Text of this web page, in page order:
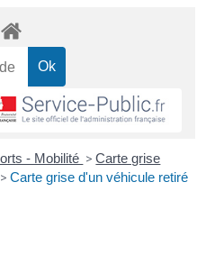
- Mobilité > Carte grise
> Carte grise d'un véhicule retiré